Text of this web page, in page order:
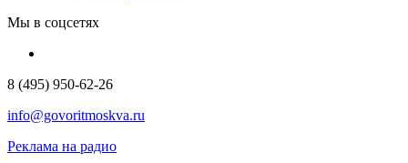
Мы в соцсетях
8 (495) 950-62-26
info@govoritmoskva.ru
Реклама на радио